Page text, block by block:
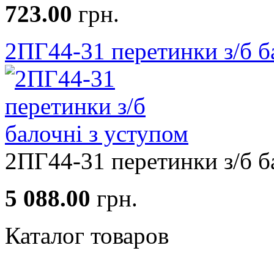
723.00 грн.
2ПГ44-31 перетинки з/б
2ПГ44-31 перетинки з/б
5 088.00 грн.
Каталог товаров